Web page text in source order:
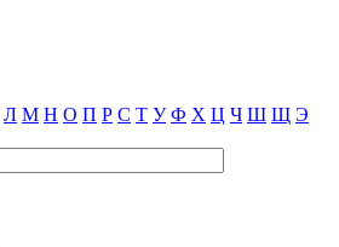
Л М Н О П Р С Т У Ф Х Ц Ч Ш Щ Э